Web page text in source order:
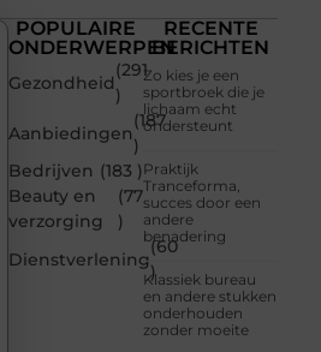
POPULAIRE
ONDERWERPEN
Gezondheid
(291
)
Aanbiedingen
(187
)
Bedrijven (183 )
Beauty en
verzorging
(77
)
Dienstverlening
(60
)
RECENTE
BERICHTEN
Zo kies je een
sportbroek die je
lichaam echt
ondersteunt
Praktijk
Tranceforma,
succes door een
andere
benadering
Klassiek bureau
en andere stukken
onderhouden
zonder moeite